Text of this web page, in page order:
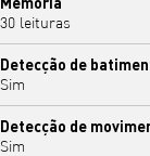
30 leituras
Detecção de
Sim
Detecção de
Sim